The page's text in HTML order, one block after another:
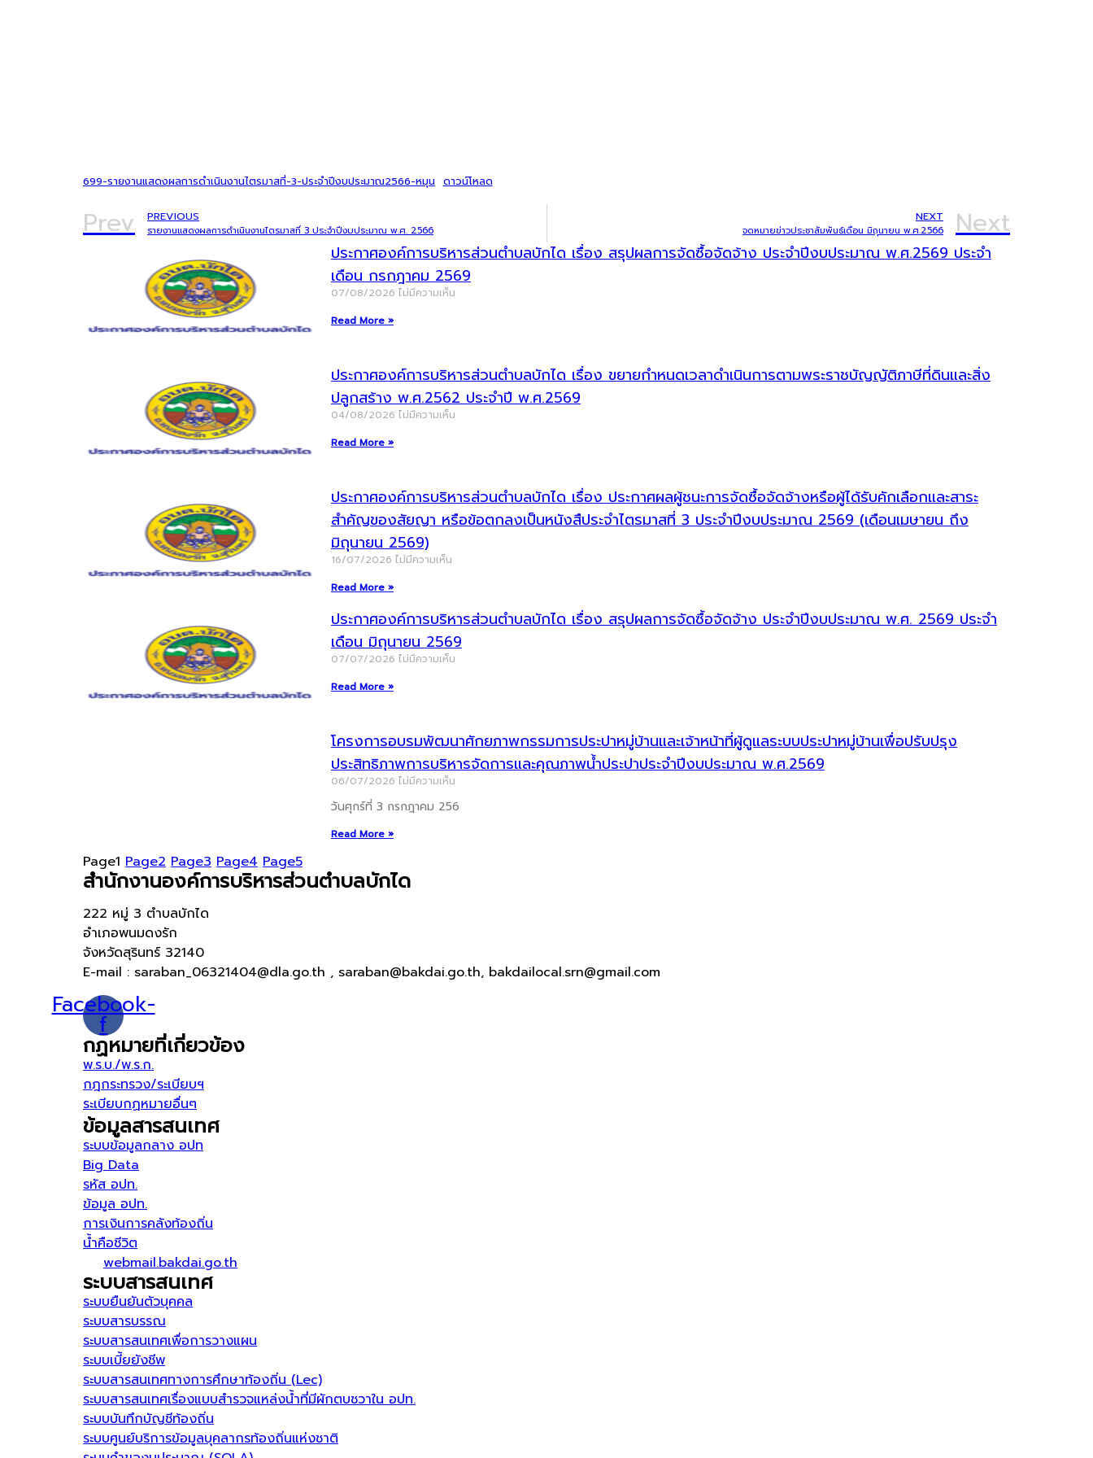
699-รายงานแสดงผลการดำเนินงานไตรมาสที่-3-ประจำปีงบประมาณ2566-หมุน ดาวน์โหลด
Prev PREVIOUS
รายงานแสดงผลการดำเนินงานไตรมาสที่ 3 ประจำปีงบประมาณ พ.ศ. 2566
NEXT
จดหมายข่าวประชาสัมพันธ์เดือน มิถุนายน พ.ศ.2566 Next
ประกาศองค์การบริหารส่วนตำบลบักได เรื่อง สรุปผลการจัดซื้อจัดจ้าง ประจำปีงบประมาณ พ.ศ.2569 ประจำ
เดือน กรกฎาคม 2569
07/08/2026 ไม่มีความเห็น
Read More »
ประกาศองค์การบริหารส่วนตำบลบักได เรื่อง ขยายกำหนดเวลาดำเนินการตามพระราชบัญญัติภาษีที่ดินและสิ่ง
ปลูกสร้าง พ.ศ.2562 ประจำปี พ.ศ.2569
04/08/2026 ไม่มีความเห็น
Read More »
ประกาศองค์การบริหารส่วนตำบลบักได เรื่อง ประกาศผลผู้ชนะการจัดซื้อจัดจ้างหรือผู้ได้รับคักเลือกและสาระ
สำคัญของสัยญา หรือข้อตกลงเป็นหนังสืประจำไตรมาสที่ 3 ประจำปีงบประมาณ 2569 (เดือนเมษายน ถึง
มิถุนายน 2569)
16/07/2026 ไม่มีความเห็น
Read More »
ประกาศองค์การบริหารส่วนตำบลบักได เรื่อง สรุปผลการจัดซื้อจัดจ้าง ประจำปีงบประมาณ พ.ศ. 2569 ประจำ
เดือน มิถุนายน 2569
07/07/2026 ไม่มีความเห็น
Read More »
โครงการอบรมพัฒนาศักยภาพกรรมการประปาหมู่บ้านและเจ้าหน้าที่ผู้ดูแลระบบประปาหมู่บ้านเพื่อปรับปรุง
ประสิทธิภาพการบริหารจัดการและคุณภาพน้ำประปาประจำปีงบประมาณ พ.ศ.2569
06/07/2026 ไม่มีความเห็น
วันศุกร์ที่ 3 กรกฎาคม 256
Read More »
Page1 Page2 Page3 Page4 Page5
สำนักงานองค์การบริหารส่วนตำบลบักได
222 หมู่ 3 ตำบลบักได
อำเภอพนมดงรัก
จังหวัดสุรินทร์ 32140
E-mail : saraban_06321404@dla.go.th , saraban@bakdai.go.th, bakdailocal.srn@gmail.com
Facebook-
f
กฏหมายที่เกี่ยวข้อง
พ.ร.บ./พ.ร.ก.
กฎกระทรวง/ระเบียบฯ
ระเบียบกฏหมายอื่นๆ
ข้อมูลสารสนเทศ
ระบบข้อมูลกลาง อปท
Big Data
รหัส อปท.
ข้อมูล อปท.
การเงินการคลังท้องถิ่น
น้ำคือชีวิต
webmail.bakdai.go.th
ระบบสารสนเทศ
ระบบยืนยันตัวบุคคล
ระบบสารบรรณ
ระบบสารสนเทศเพื่อการวางแผน
ระบบเบี้ยยังชีพ
ระบบสารสนเทศทางการศึกษาท้องถิ่น (Lec)
ระบบสารสนเทศเรื่องแบบสำรวจแหล่งน้ำที่มีผักตบชวาใน อปท.
ระบบบันทึกบัญชีท้องถิ่น
ระบบศูนย์บริการข้อมูลบุคลากรท้องถิ่นแห่งชาติ